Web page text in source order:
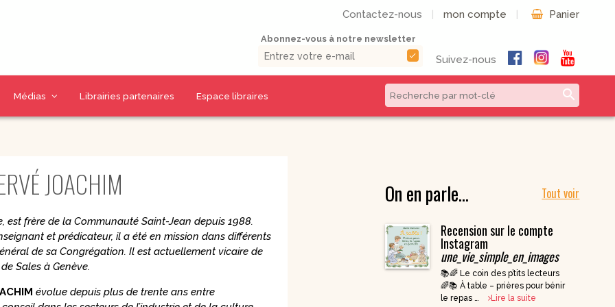
Contactez-nous mon compte Panier
Abonnez-vous à notre newsletter
check Suivez-nous
Bible
avec…
Outils missionnaires
Petits traités
spirituels –
Spiritualité – Série I
Petits traités
Petits traités
CD Eglise et
Sacrements
CD Charismes et vie
dans l’esprit
Dieu
Béatitudes Musique
CD Histoire de
CD Petites
Conférences
Vie pratique
Médias Librairies partenaires Espace libraires search
JOACHIM
est frère de la Communauté Saint-Jean depuis 1988.
et prédicateur, il a été en mission dans différents
de sa Congrégation. Il est actuellement vicaire de
Sales à Genève.
évolue depuis plus de trente ans entre
On en parle… Tout voir
Recension sur le compte
Instagram
une_vie_simple_en_images
📚🌈 Le coin des p’tits lecteurs
🌈📚 À table – prières pour bénir
le repas …
Lire la suite